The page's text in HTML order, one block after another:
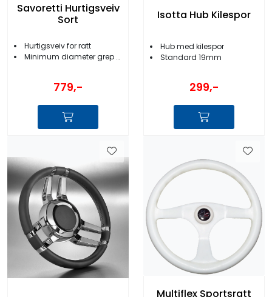
Savoretti Hurtigsveiv
Sort
Hurtigsveiv for ratt
Minimum diameter grep 28 mm
779,-
Isotta Hub Kilespor
Hub med kilespor
Standard 19mm
299,-
Multiflex Sportsratt